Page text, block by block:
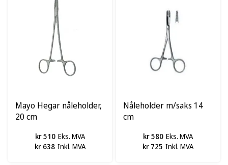
Mayo Hegar nåleholder,
20 cm
kr 510 Eks. MVA
kr 638 Inkl. MVA
Nåleholder m/saks 14
cm
kr 580 Eks. MVA
kr 725 Inkl. MVA